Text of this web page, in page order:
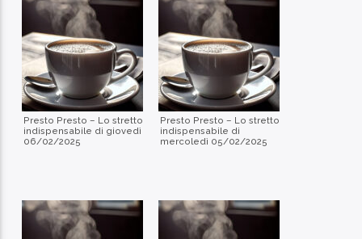
Presto Presto – Lo stretto
indispensabile di giovedì
06/02/2025
Presto Presto – Lo stretto
indispensabile di
mercoledì 05/02/2025